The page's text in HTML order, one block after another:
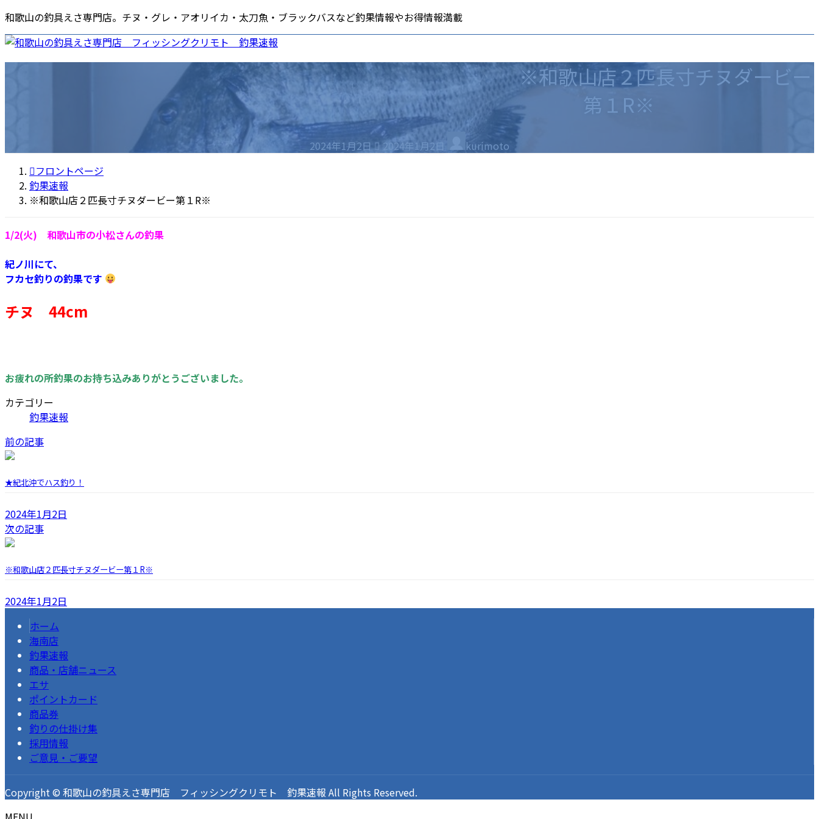
コ
ン
テ
ン
ナ
ビ
ゲ
ー
和歌山の釣具えさ専門店。チヌ・グレ・アオリイカ・太刀魚・ブラックバスなど釣果情報やお得情報満載
ホーム店舗情報
釣果速報商品・店舗ニュース各種サービス
ポイントカード
商品券
お役立ち情報
釣りスポット
釣りの仕掛け集
釣り場のマナー
採用情報
ご意見・ご要望※和歌山店２匹長寸チヌダービー
第１R※
2024年1月2日
最
終
2024年1月2日
kurimoto
フロントページ
釣果速報
※和歌山店２匹長寸チヌダービー第１R※
1/2(火) 和歌山市の小松さんの釣果
紀ノ川にて、
フカセ釣りの釣果です
チヌ 44cm
お疲れの所釣果のお持ち込みありがとうございました。
カテゴリー
釣果速報
前の記事
★紀北沖でハス釣り！
2024年1月2日
次の記事
※和歌山店２匹長寸チヌダービー第１R※
2024年1月2日
ホーム
海南店
釣果速報
商品・店舗ニュース
エサ
ポイントカード
商品券
釣りの仕掛け集
採用情報
ご意見・ご要望
Copyright © 和歌山の釣具えさ専門店 フィッシングクリモト 釣果速報 All Rights Reserved.